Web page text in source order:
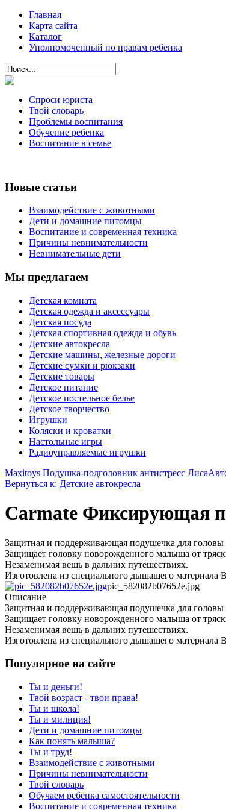
Главная
Карта сайта
Каталог
Уполномоченный по правам ребенка
Спроси юриста
Твой словарь
Проблемы воспитания
Обучение ребенка
Воспитание в семье
Новые статьи
Взаимодействие с животными
Дети и домашние питомцы
Воспитание и современная техника
Причины невнимательности
Невнимательные дети
Мы предлагаем
Детская комната
Детская одежда и аксессуары
Детская посуда
Детская спортивная одежда и обувь
Детские автокресла
Детские машины, железные дороги
Детские сумки и рюкзаки
Детские товары
Детское питание
Детское постельное белье
Детское творчество
Игрушки
Коляски и кроватки
Настольные игры
Радиоуправляемые игрушки
Maxitoys Подушка-подголовник антистресс Лиса
Вернуться к: Детские автокресла
Carmate Фиксирующая
Защитная и поддерживающая подушечка для головы
Защищает головку новорожденного малыша от
Незаменимая вещь в дальних путешествиях.
Изготовлена из специального дышащего
pic_582082b07652e.jpg
Описание
Защитная и поддерживающая подушечка для головы
Защищает головку новорожденного малыша от
Незаменимая вещь в дальних путешествиях.
Изготовлена из специального дышащего
Популярное на сайте
Ты и деньги!
Твой возраст - твои права!
Ты и школа!
Ты и милиция!
Дети и домашние питомцы
Как понять малыша?
Ты и труд!
Взаимодействие с животными
Причины невнимательности
Твой словарь
Обучаем ребенка самостоятельности
Воспитание и современная техника